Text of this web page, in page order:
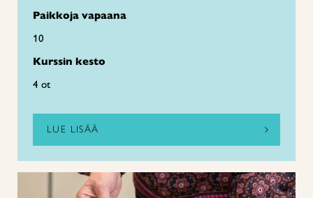
Paikkoja vapaana
10
Kurssin kesto
4 ot
LUE LISÄÄ